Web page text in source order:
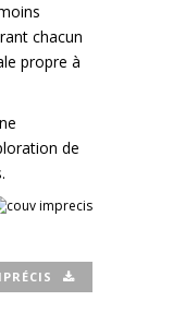
chacun
propre à
de